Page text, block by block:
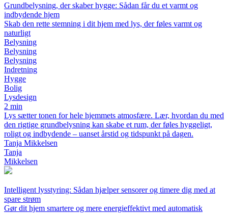
Grundbelysning, der skaber hygge: Sådan får du et varmt og
indbydende hjem
Skab den rette stemning i dit hjem med lys, der føles varmt og
naturligt
Belysning
Belysning
Belysning
Indretning
Hygge
Bolig
Lysdesign
2 min
Lys sætter tonen for hele hjemmets atmosfære. Lær, hvordan du med
den rigtige grundbelysning kan skabe et rum, der føles hyggeligt,
roligt og indbydende – uanset årstid og tidspunkt på dagen.
Tanja Mikkelsen
Tanja
Mikkelsen
Intelligent lysstyring: Sådan hjælper sensorer og timere dig med at
spare strøm
Gør dit hjem smartere og mere energieffektivt med automatisk